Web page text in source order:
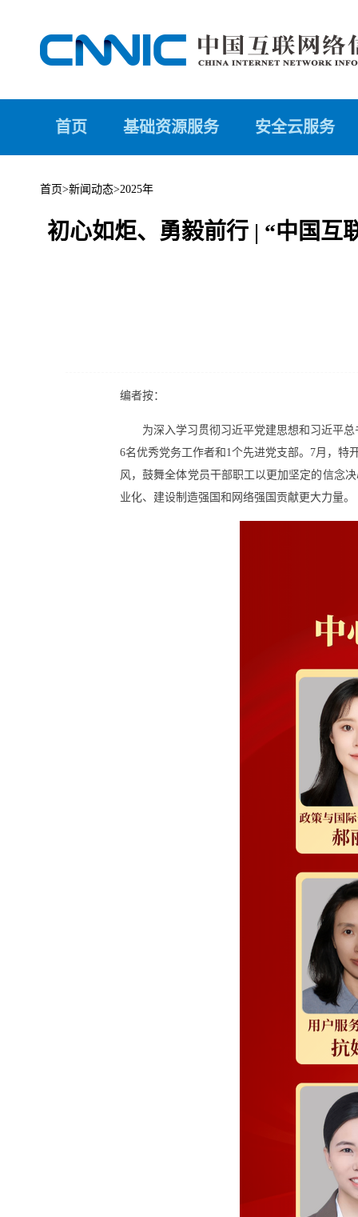
首页 基础资源服务 安全云服务
首页>新闻动态>2025年
初心如炬、勇毅前行 | “中国互
编者按：
为深入学习贯彻习近平党建思想和习近平
6名优秀党务工作者和1个先进党支部。7月，特
风，鼓舞全体党员干部职工以更加坚定的信念
业化、建设制造强国和网络强国贡献更大力量。